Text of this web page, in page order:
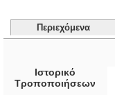
Περιεχόμενα
Ιστορικό
Τροποποιήσεων